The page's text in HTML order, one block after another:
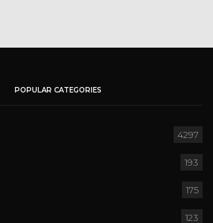
POPULAR CATEGORIES
4297
193
175
123